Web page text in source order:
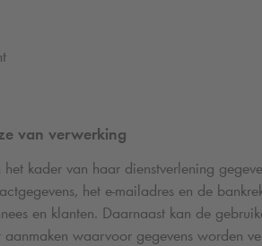
van verwerking
kader van haar dienstverlening
het e-mailadres en de
en klanten. Daarnaast kan de
aanmaken waarvoor gegevens worden